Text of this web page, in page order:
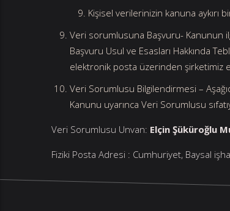
Kişisel verilerinizin kanuna
Veri sorumlusuna Başvuru- Kanunun
Başvuru Usul ve Esasları Hakkında
elektronik posta üzerinden şirketimiz
Veri Sorumlusu Bilgilendirmesi –
Kanunu uyarınca Veri Sorumlusu
Veri Sorumlusu Unvan: Elçin Şüküroğlu
Fiziki Posta Adresi : Cumhuriyet, Baysal